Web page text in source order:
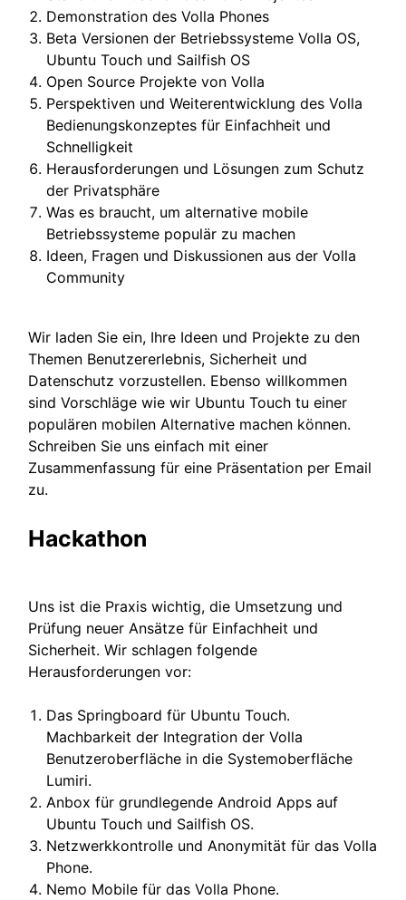
Demonstration des Volla Phones
Beta Versionen der Betriebssysteme Volla OS,
Ubuntu Touch und Sailfish OS
Open Source Projekte von Volla
Perspektiven und Weiterentwicklung des Volla
Bedienungskonzeptes für Einfachheit und
Schnelligkeit
Herausforderungen und Lösungen zum Schutz
der Privatsphäre
Was es braucht, um alternative mobile
Betriebssysteme populär zu machen
Ideen, Fragen und Diskussionen aus der Volla
Community
Wir laden Sie ein, Ihre Ideen und Projekte zu den
Themen Benutzererlebnis, Sicherheit und
Datenschutz vorzustellen. Ebenso willkommen
sind Vorschläge wie wir Ubuntu Touch tu einer
populären mobilen Alternative machen können.
Schreiben Sie uns einfach mit einer
Zusammenfassung für eine Präsentation per Email
zu.
Hackathon
Uns ist die Praxis wichtig, die Umsetzung und
Prüfung neuer Ansätze für Einfachheit und
Sicherheit. Wir schlagen folgende
Herausforderungen vor:
Das Springboard für Ubuntu Touch.
Machbarkeit der Integration der Volla
Benutzeroberfläche in die Systemoberfläche
Lumiri.
Anbox für grundlegende Android Apps auf
Ubuntu Touch und Sailfish OS.
Netzwerkkontrolle und Anonymität für das Volla
Phone.
Nemo Mobile für das Volla Phone.